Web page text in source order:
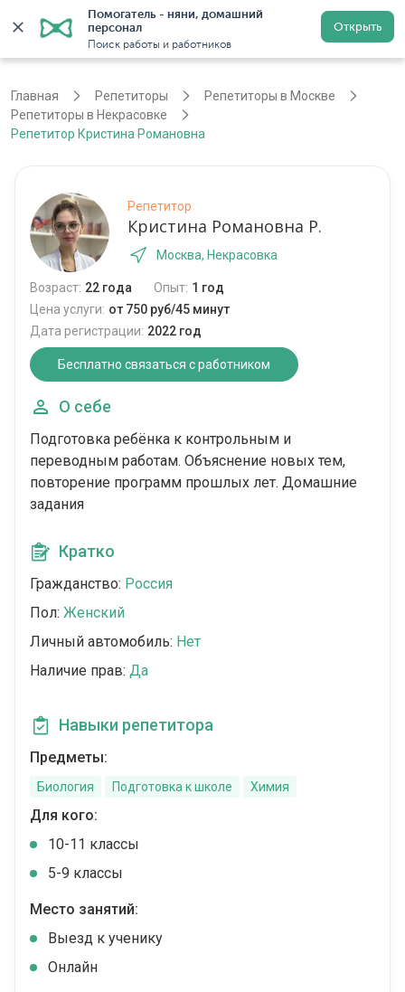
Помогатель - няни, домашний
персонал
Поиск работы и работников
Открыть
Регистрация
Главная Репетиторы
Репетиторы в Москве
Репетиторы в Некрасовке
Репетитор Кристина Романовна
Репетитор
Кристина Романовна Р.
Москва, Некрасовка
Возраст: 22 года Опыт: 1 год
Цена услуги: от 750 руб/45 минут
Дата регистрации: 2022 год
Бесплатно связаться с работником
О себе
Подготовка ребёнка к контрольным и
переводным работам. Объяснение новых тем,
повторение программ прошлых лет. Домашние
задания
Кратко
Гражданство: Россия
Пол: Женский
Личный автомобиль: Нет
Наличие прав: Да
Навыки репетитора
Предметы:
Биология Подготовка к школе Химия
Для кого:
10-11 классы
5-9 классы
Место занятий:
Выезд к ученику
Онлайн